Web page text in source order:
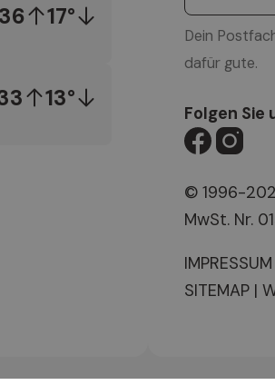
36 17°
13°
Dein
dafür gute.
Folgen Sie
© 1996-
MwSt. Nr.
IMPRESSUM
SITEMAP|